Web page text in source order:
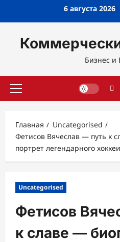
6 августа 2026
Бизнес и
Основное
Главная
Uncategorised
Фетисов Вячеслав — путь к
портрет легендарного
Uncategorised
Фетисов
к славе —